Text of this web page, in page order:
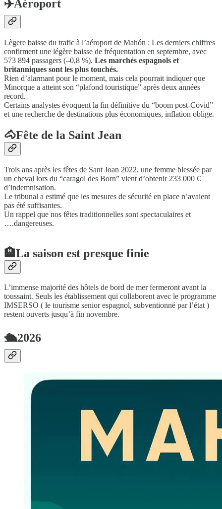
✈️Aéroport
Lègere baisse du trafic à l’aéroport de Mahón : Les derniers chiffres
confirment une légère baisse de fréquentation en septembre, avec
573 894 passagers (–0,8 %). Les marchés espagnols et
britanniques sont les plus touchés.
Rien d’alarmant pour le moment, mais cela pourrait indiquer que
Minorque a atteint son “plafond touristique” après deux années
record.
Certains analystes évoquent la fin définitive du “boom post-Covid”
et une recherche de destinations plus économiques, inflation oblige.
🐴Fête de la Saint Jean
Trois ans après les fêtes de Sant Joan 2022, une femme blessée par
un cheval lors du “caragol des Born” vient d’obtenir 233 000 €
d’indemnisation.
Le tribunal a estimé que les mesures de sécurité en place n’avaient
pas été suffisantes.
Un rappel que nos fêtes traditionnelles sont spectaculaires et
….dangereuses.
🏨La saison est presque finie
L’immense majorité des hôtels de bord de mer fermeront avant la
toussaint. Seuls les établissement qui collaborent avec le programme
IMSERSO ( le tourisme senior espagnol, subventionné par l’état )
restent ouverts jusqu’à fin novembre.
🛳️2026